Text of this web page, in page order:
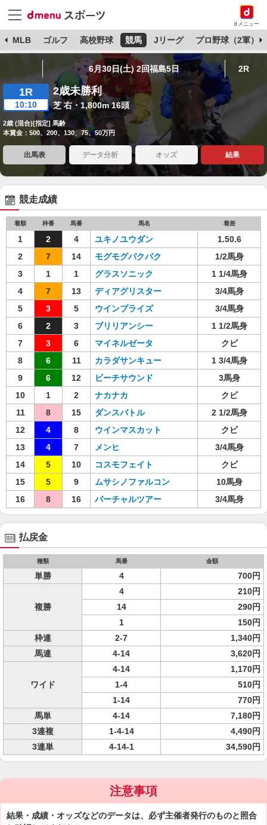
dメニュー
MLB ゴルフ 高校野球 競馬 Jリーグ プロ野球（2軍）
6月30日(土) 2回福島5日 2R
1R
10:10
2歳未勝利
芝 右・1,800m 16頭
2歳 (混合)[指定] 馬齢
本賞金：500、200、130、75、50万円
出馬表 データ分析 オッズ 結果
競走成績
着順 枠番 馬番 馬名 着差
1 2 4 ユキノユウダン
1.50.6
2
7 14 モグモグパクパク
1/2馬身
3
1 1 グラスソニック
1 1/4馬身
4
7 13 ディアグリスター
3/4馬身
5
3 5 ウインプライズ
3/4馬身
6
2 3 ブリリアンシー
1 1/2馬身
7
3 6 マイネルゼータ
クビ
8
6 11 カラダサンキュー
1 3/4馬身
9
6 12 ビーチサウンド
3馬身
10
1 2 ナカナカ
クビ
11
8 15 ダンスバトル
2 1/2馬身
12
4 8 ウインマスカット
クビ
13
4 7 メンヒ
3/4馬身
14
5 10 コスモフェイト
クビ
15
5 9 ムサシノファルコン
10馬身
16
8 16 バーチャルツアー 3/4馬身
払戻金
種類 馬番 金額
単勝 4 700円
複勝
4
210円
14
290円
1
150円
枠連
2-7
1,340円
馬連
4-14 3,620円
ワイド
4-14
1,170円
1-4
510円
1-14
770円
馬単
4-14
7,180円
3連複
1-4-14
4,490円
3連単
4-14-1 34,590円
注意事項
結果・成績・オッズなどのデータは、必ず主催者発行のものと照合